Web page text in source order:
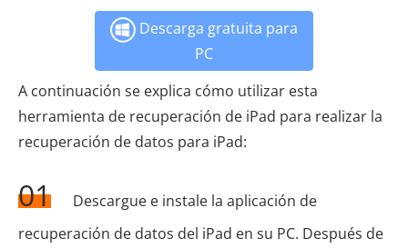
Descarga gratuita para
PC
A continuación se explica cómo utilizar esta
herramienta de recuperación de iPad para realizar la
recuperación de datos para iPad:
01
Descargue e instale la aplicación de
recuperación de datos del iPad en su PC. Después de